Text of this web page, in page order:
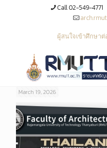
Call 02-549-4771
ผู้สนใจเข้าศึกษาต่
March 19, 2026